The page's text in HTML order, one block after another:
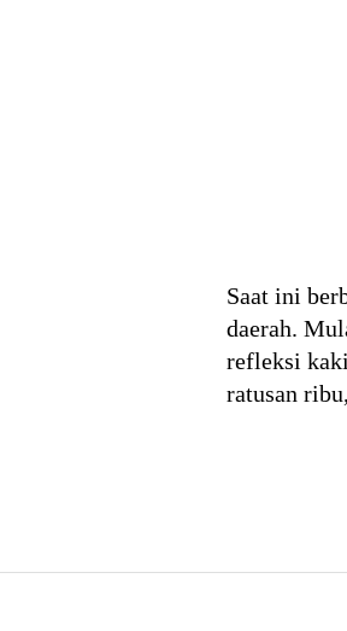
Saat ini
daerah.
refleksi
ratusan